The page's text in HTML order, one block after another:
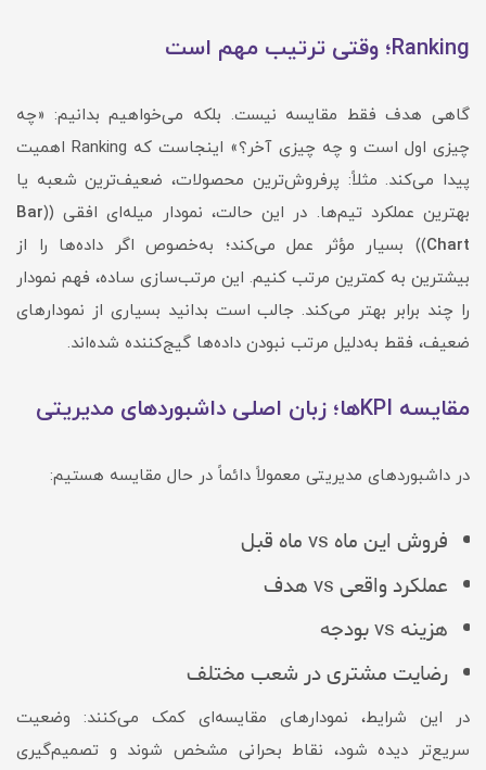
Ranking؛ وقتی ترتیب مهم است
گاهی هدف فقط مقایسه نیست. بلکه می‌خواهیم بدانیم: «چه
چیزی اول است و چه چیزی آخر؟» اینجاست که Ranking اهمیت
پیدا می‌کند. مثلاً: پرفروش‌ترین محصولات، ضعیف‌ترین شعبه یا
بهترین عملکرد تیم‌ها. در این حالت، نمودار میله‌ای افقی ((Bar
Chart)) بسیار مؤثر عمل می‌کند؛ به‌خصوص اگر داده‌ها را از
بیشترین به کمترین مرتب کنیم. این مرتب‌سازی ساده، فهم نمودار
را چند برابر بهتر می‌کند. جالب است بدانید بسیاری از نمودارهای
ضعیف، فقط به‌دلیل مرتب نبودن داده‌ها گیج‌کننده شده‌اند.
مقایسه KPIها؛ زبان اصلی داشبوردهای مدیریتی
در داشبوردهای مدیریتی معمولاً دائماً در حال مقایسه هستیم:
فروش این ماه vs ماه قبل
عملکرد واقعی vs هدف
هزینه vs بودجه
رضایت مشتری در شعب مختلف
در این شرایط، نمودارهای مقایسه‌ای کمک می‌کنند: وضعیت
سریع‌تر دیده شود، نقاط بحرانی مشخص شوند و تصمیم‌گیری